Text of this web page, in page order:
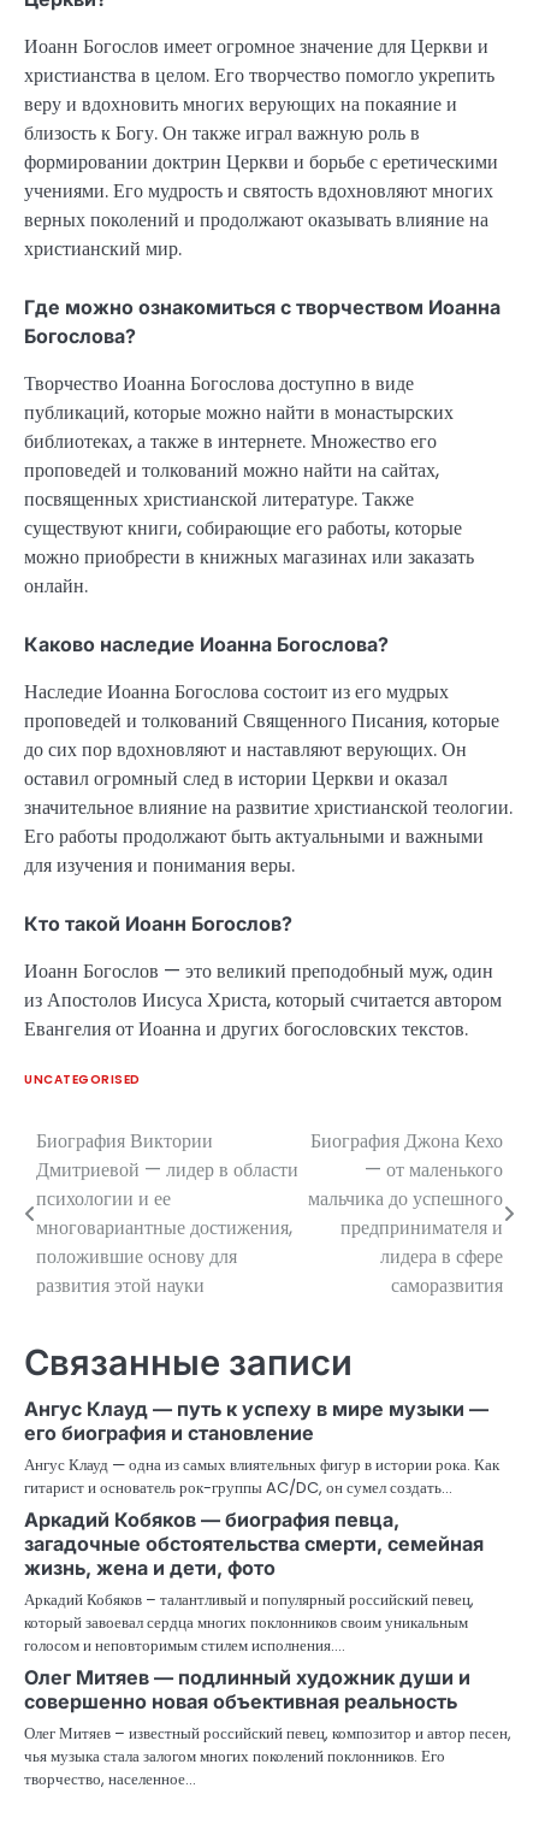
Иоанн Богослов имеет огромное значение для Церкви и
христианства в целом. Его творчество помогло укрепить
веру и вдохновить многих верующих на покаяние и
близость к Богу. Он также играл важную роль в
формировании доктрин Церкви и борьбе с еретическими
учениями. Его мудрость и святость вдохновляют многих
верных поколений и продолжают оказывать влияние на
христианский мир.
Где можно ознакомиться с творчеством Иоанна
Богослова?
Творчество Иоанна Богослова доступно в виде
публикаций, которые можно найти в монастырских
библиотеках, а также в интернете. Множество его
проповедей и толкований можно найти на сайтах,
посвященных христианской литературе. Также
существуют книги, собирающие его работы, которые
можно приобрести в книжных магазинах или заказать
онлайн.
Каково наследие Иоанна Богослова?
Наследие Иоанна Богослова состоит из его мудрых
проповедей и толкований Священного Писания, которые
до сих пор вдохновляют и наставляют верующих. Он
оставил огромный след в истории Церкви и оказал
значительное влияние на развитие христианской теологии.
Его работы продолжают быть актуальными и важными
для изучения и понимания веры.
Кто такой Иоанн Богослов?
Иоанн Богослов — это великий преподобный муж, один
из Апостолов Иисуса Христа, который считается автором
Евангелия от Иоанна и других богословских текстов.
UNCATEGORISED
Навигация
по
записям
Биография Виктории
Дмитриевой — лидер в области
психологии и ее
многовариантные достижения,
положившие основу для
развития этой науки
Биография Джона Кехо
— от маленького
мальчика до успешного
предпринимателя и
лидера в сфере
саморазвития
Связанные записи
Ангус Клауд — путь к успеху в мире музыки —
его биография и становление
Ангус Клауд — одна из самых влиятельных фигур в истории рока. Как
гитарист и основатель рок-группы AC/DC, он сумел создать…
Аркадий Кобяков — биография певца,
загадочные обстоятельства смерти, семейная
жизнь, жена и дети, фото
Аркадий Кобяков – талантливый и популярный российский певец,
который завоевал сердца многих поклонников своим уникальным
голосом и неповторимым стилем исполнения.…
Олег Митяев — подлинный художник души и
совершенно новая объективная реальность
Олег Митяев – известный российский певец, композитор и автор песен,
чья музыка стала залогом многих поколений поклонников. Его
творчество, населенное…